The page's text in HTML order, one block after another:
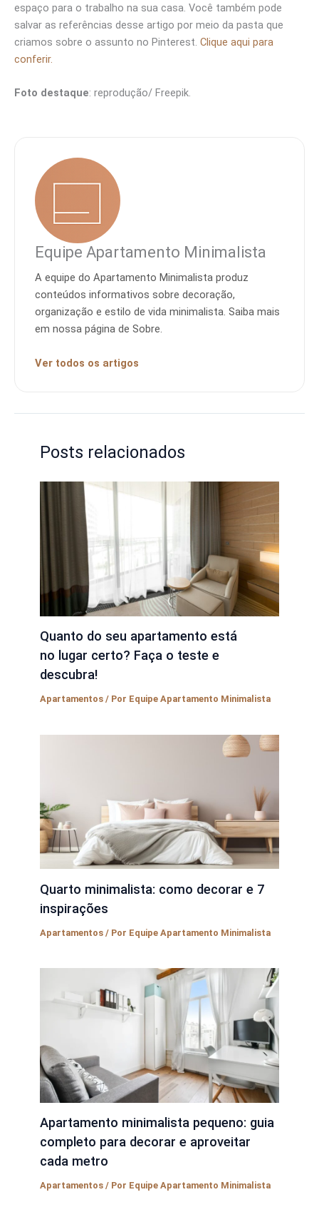
espaço para o trabalho na sua casa. Você também pode
salvar as referências desse artigo por meio da pasta que
criamos sobre o assunto no Pinterest. Clique aqui para
conferir.
Foto destaque: reprodução/ Freepik.
Equipe Apartamento Minimalista
A equipe do Apartamento Minimalista produz
conteúdos informativos sobre decoração,
organização e estilo de vida minimalista. Saiba mais
em nossa página de Sobre.
Ver todos os artigos
Posts relacionados
Quanto do seu apartamento está
no lugar certo? Faça o teste e
descubra!
Apartamentos / Por Equipe Apartamento Minimalista
Quarto minimalista: como decorar e 7
inspirações
Apartamentos / Por Equipe Apartamento Minimalista
Apartamento minimalista pequeno: guia
completo para decorar e aproveitar
cada metro
Apartamentos / Por Equipe Apartamento Minimalista